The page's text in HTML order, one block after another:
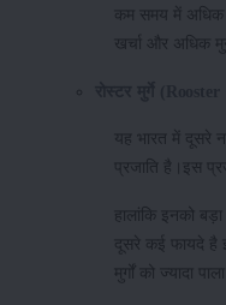
कम समय में अधिक
खर्चा और अधिक
यह भारत में दूसरे
प्रजाति है।इस
हालांकि इनको
दूसरे कई फायदे है
मुर्गों को ज्यादा